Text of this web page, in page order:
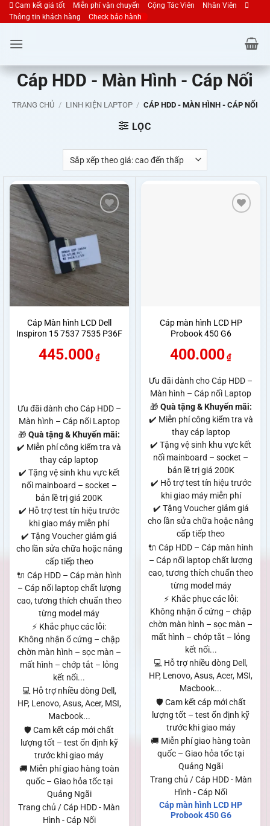
Bỏ
qua
nội
Cam kết giá tốt Miễn phí vận chuyển Cộng Tác Viên
Nhân Viên
Thông tin khách hàng
Check bảo hành
Cáp HDD - Màn Hình - Cáp Nối
TRANG CHỦ / LINH KIỆN LAPTOP / CÁP HDD - MÀN HÌNH - CÁP NỐI
LỌC
Cáp Màn hình LCD Dell
Inspiron 15 7537 7535 P36F
Pin
445.000 ₫
Ưu đãi dành cho Cáp HDD –
Màn hình – Cáp nối Laptop
🎁Quà tặng & Khuyến mãi:
✔️ Miễn phí công kiểm tra và
thay cáp laptop
✔️ Tặng vệ sinh khu vực kết
nối mainboard – socket –
bản lề trị giá 200K
✔️ Hỗ trợ test tín hiệu trước
khi giao máy miễn phí
✔️ Tặng Voucher giảm giá
cho lần sửa chữa hoặc nâng
cấp tiếp theo
🔌 Cáp HDD – Cáp màn hình
– Cáp nối laptop chất lượng
cao, tương thích chuẩn theo
từng model máy
⚡ Khắc phục các lỗi:
Không nhận ổ cứng – chập
chờn màn hình – sọc màn –
mất hình – chớp tắt – lỏng
kết nối...
💻 Hỗ trợ nhiều dòng Dell,
HP, Lenovo, Asus, Acer, MSI,
Macbook...
🛡️ Cam kết cáp mới chất
lượng tốt – test ổn định kỹ
trước khi giao máy
🚚 Miễn phí giao hàng toàn
quốc – Giao hỏa tốc tại
Quảng Ngãi
Trang chủ / Cáp HDD - Màn
Hình - Cáp Nối
Cáp màn hình LCD HP
Probook 450 G6
400.000 ₫
Ưu đãi dành cho Cáp HDD –
Màn hình – Cáp nối Laptop
🎁 Quà tặng & Khuyến mãi:
✔️ Miễn phí công kiểm tra và
thay cáp laptop
✔️ Tặng vệ sinh khu vực kết
nối mainboard – socket –
bản lề trị giá 200K
✔️ Hỗ trợ test tín hiệu trước
khi giao máy miễn phí
✔️ Tặng Voucher giảm giá
cho lần sửa chữa hoặc nâng
cấp tiếp theo
🔌 Cáp HDD – Cáp màn hình
– Cáp nối laptop chất lượng
cao, tương thích chuẩn theo
từng model máy
⚡ Khắc phục các lỗi:
Không nhận ổ cứng – chập
chờn màn hình – sọc màn –
mất hình – chớp tắt – lỏng
kết nối...
💻 Hỗ trợ nhiều dòng Dell,
HP, Lenovo, Asus, Acer, MSI,
Macbook...
🛡️ Cam kết cáp mới chất
lượng tốt – test ổn định kỹ
trước khi giao máy
🚚 Miễn phí giao hàng toàn
quốc – Giao hỏa tốc tại
Quảng Ngãi
Trang chủ / Cáp HDD - Màn
Hình - Cáp Nối
Cáp màn hình LCD HP
Probook 450 G6